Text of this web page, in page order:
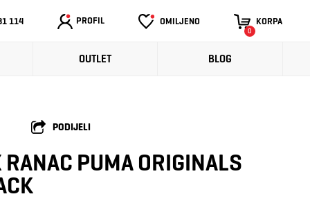
114 PROFIL OMILJENO KORPA
0
OUTLET BLOG
PODIJELI
PUMA ORIGINALS